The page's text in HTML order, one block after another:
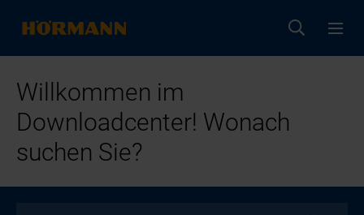
Willkommen im
Downloadcenter! Wonach
suchen Sie?